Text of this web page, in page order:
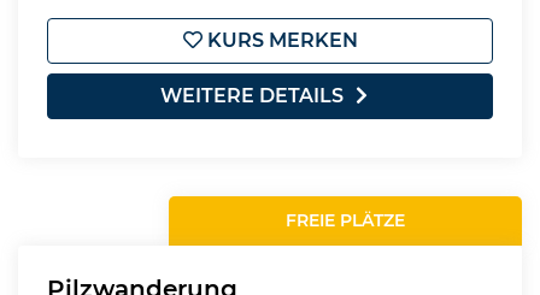
KURS MERKEN
WEITERE DETAILS
FREIE PLÄTZE
Pilzwanderung